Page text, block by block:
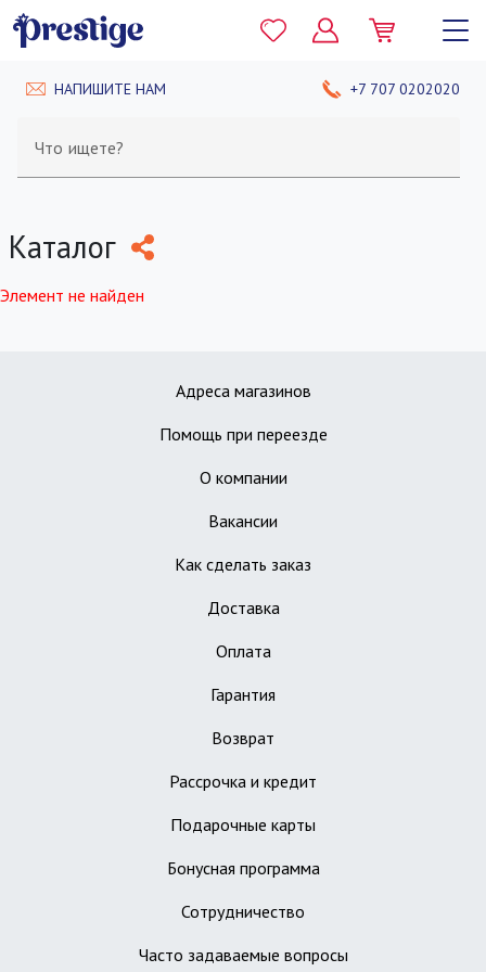
НАПИШИТЕ НАМ +7 707 0202020
Что ищете?
Каталог
Элемент не найден
Адреса магазинов
Помощь при переезде
О компании
Вакансии
Как сделать заказ
Доставка
Оплата
Гарантия
Возврат
Рассрочка и кредит
Подарочные карты
Бонусная программа
Сотрудничество
Часто задаваемые вопросы